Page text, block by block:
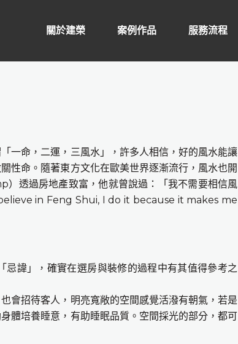
關於建榮 案例作品 服務流程
一命，二運，三風水」，許多人相信，好的風水能讓
性命。隨著東方文化在歐美世界逐漸流行，風水也開
）透過房地產致富，他就曾說過：「我不需要相信風
in Feng Shui, I do it because it makes me
諱」，確實在選房與裝修的過程中有其值得參考之
會招待客人，明亮寬敞的空間感覺活潑有朝氣，若是
體培養睡意，有助睡眠品質。空間採光的部分，都可